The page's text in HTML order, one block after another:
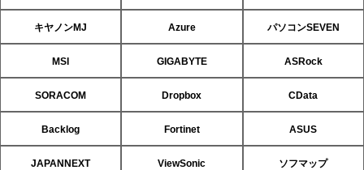
キヤノンMJ Azure パソコンSEVEN
MSI GIGABYTE ASRock
SORACOM Dropbox CData
Backlog Fortinet ASUS
JAPANNEXT ViewSonic ソフマップ